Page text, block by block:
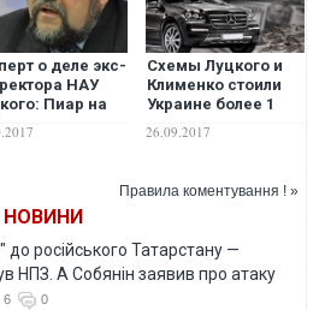
о деле экс-
НАУ
Пиар на
с
Схемы Луцкого и
Клименко стоили
Украине более 1
млрд грн, – СМИ
26.09.2017
Правила коментування ! »
НОВИНИ
російського Татарстану —
НПЗ. А Собянін заявив про атаку
6 0